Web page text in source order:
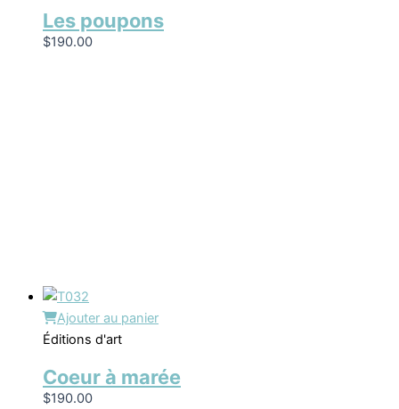
Les poupons
$190.00
Ajouter au panier
Éditions d'art
Coeur à marée
$190.00